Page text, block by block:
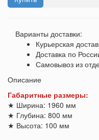
Варианты доставки:
Курьерская
Доставка по
Самовывоз из
Описание
Габаритные размеры:
★ Ширина: 1960 мм
★ Глубина: 800 мм
★ Высота: 100 мм